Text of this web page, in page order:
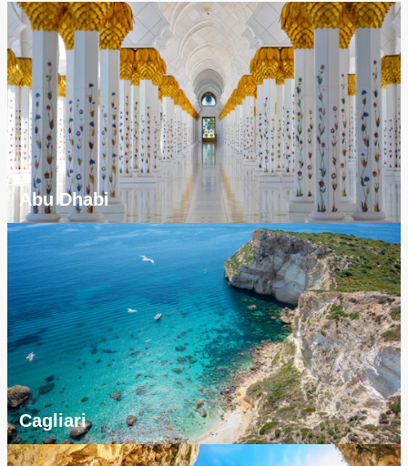
Abu Dhabi
Cagliari